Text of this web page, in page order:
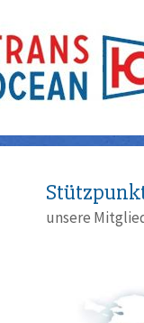
unsere